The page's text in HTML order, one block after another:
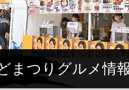
まつりグルメ情